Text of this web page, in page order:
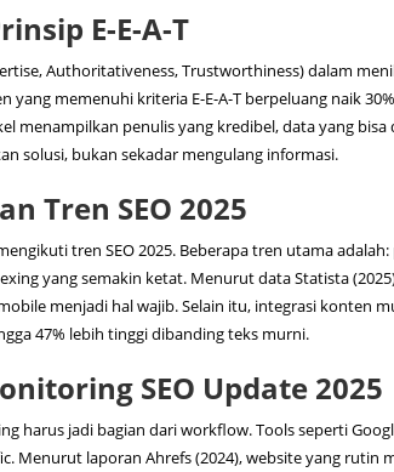
E-E-A-T
Authoritativeness, Trustworthiness) dalam
memenuhi kriteria E-E-A-T berpeluang naik
menampilkan penulis yang kredibel, data yang bisa
solusi, bukan sekadar mengulang informasi.
Tren SEO 2025
tren SEO 2025. Beberapa tren utama
yang semakin ketat. Menurut data Statista
menjadi hal wajib. Selain itu, integrasi konten
47% lebih tinggi dibanding teks murni.
SEO Update 2025
harus jadi bagian dari workflow. Tools seperti
laporan Ahrefs (2024), website yang rutin